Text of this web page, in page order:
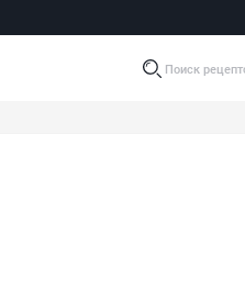
Поиск